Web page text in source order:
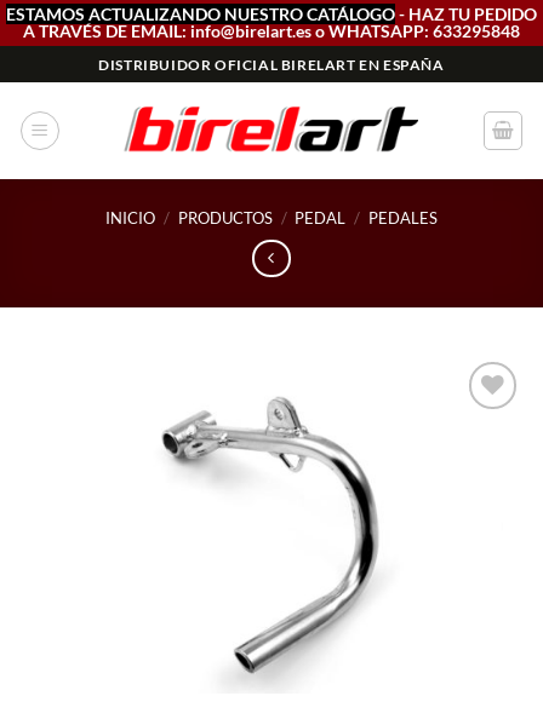
ESTAMOS ACTUALIZANDO NUESTRO CATÁLOGO- HAZ TU PEDIDO
A TRAVÉS DE EMAIL: info@birelart.es o WHATSAPP: 633295848
al
contenido
DISTRIBUIDOR OFICIAL BIRELART EN ESPAÑA
INICIO / PRODUCTOS / PEDAL / PEDALES